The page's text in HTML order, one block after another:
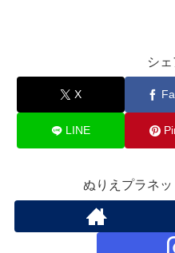
シ
X
LINE
ぬりえプラネ